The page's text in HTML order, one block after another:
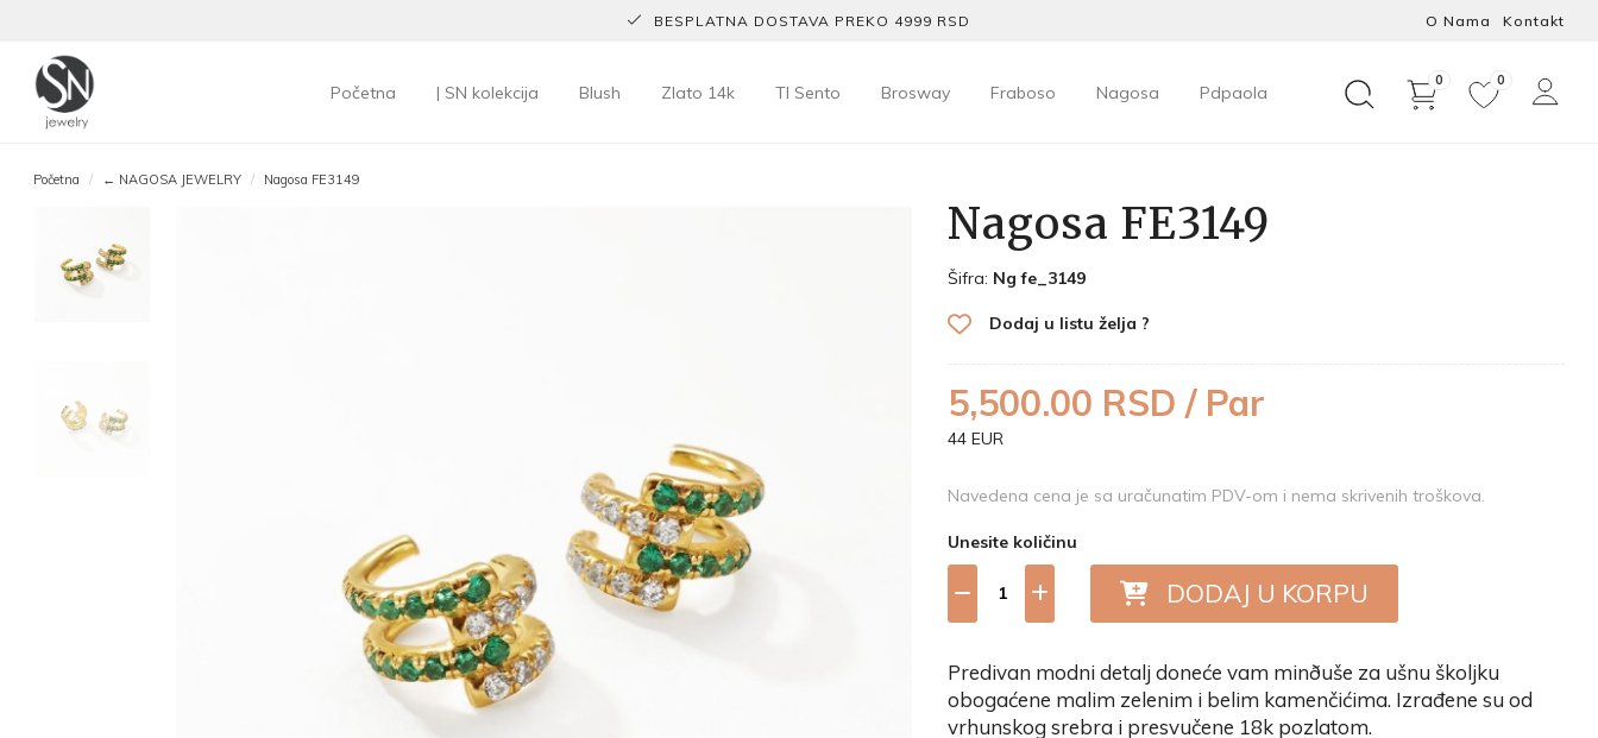
BESPLATNA DOSTAVA PREKO 4999 RSD O Nama Kontakt
Početna | SN kolekcija Blush Zlato 14k TI Sento Brosway Fraboso Nagosa Pdpaola
0 0
Početna ← NAGOSA JEWELRY Nagosa FE3149
Nagosa FE3149
Šifra: Ng fe_3149
Dodaj u listu želja ?
5,500.00 RSD / Par
44 EUR
Navedena cena je sa uračunatim PDV-om i nema skrivenih troškova.
Unesite količinu
DODAJ U KORPU
Predivan modni detalj doneće vam minðuše za ušnu školjku
obogaćene malim zelenim i belim kamenčićima. Izrađene su od
vrhunskog srebra i presvučene 18k pozlatom.